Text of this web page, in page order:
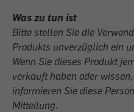
Was zu tun ist
Bitte stellen Sie die
Produkts unverzüglich ein
Wenn Sie dieses Produkt
verkauft haben oder
informieren Sie diese
Mitteilung.